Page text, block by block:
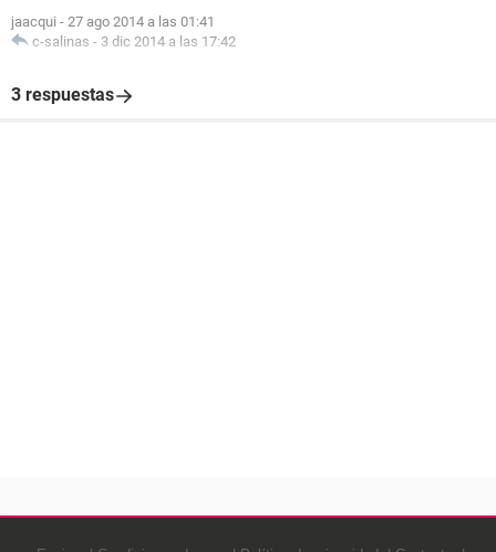
jaacqui - 27 ago 2014 a las 01:41
c-salinas - 3 dic 2014 a las 17:42
3 respuestas